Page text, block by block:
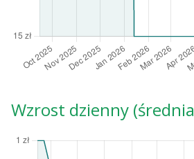
Wzrost dzienny